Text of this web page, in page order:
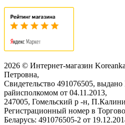
2026 © Интернет-магазин
Петровна,
Свидетельство ‎491076505,
райисполкомом от 04.11.2013,
247005, Гомельский р -н,
Регистрационный номер в
Беларусь: ‎491076505-2 от